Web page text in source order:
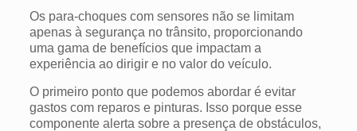
Os para-choques com sensores não se limitam
apenas à segurança no trânsito, proporcionando
uma gama de benefícios que impactam a
experiência ao dirigir e no valor do veículo.
O primeiro ponto que podemos abordar é evitar
gastos com reparos e pinturas. Isso porque esse
componente alerta sobre a presença de obstáculos,